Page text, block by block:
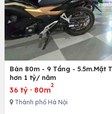
Bán 80m - 9 Tầng - 5.5m.Mặt
hơn 1 tỷ/ năm
36 tỷ · 80m
2
Thành phố Hà Nội